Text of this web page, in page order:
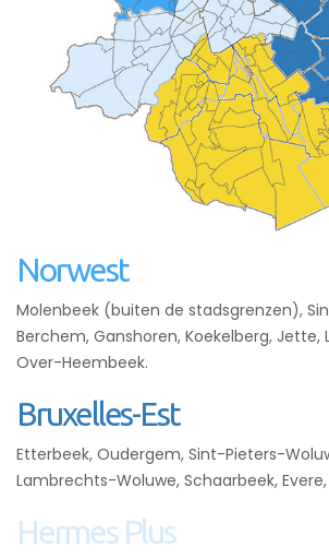
Norwest
Molenbeek (buiten de stadsgrenzen),
Berchem, Ganshoren, Koekelberg, Jette,
Over-Heembeek.
Bruxelles-Est
Etterbeek, Oudergem, Sint-Pieters-
Lambrechts-Woluwe, Schaarbeek, Evere,
Hermes Plus